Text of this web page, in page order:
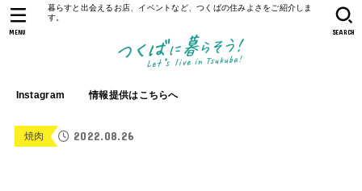
暮らすと出会えるお店、イベントなど、つくばの住みよさをご紹介しま
す。
Instagram 情報提供はこちらへ
SEARCH
MENU
焼肉 2022.08.26